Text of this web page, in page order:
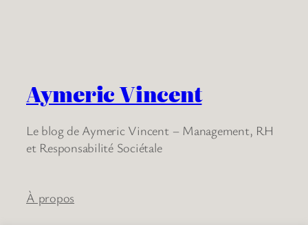
Aymeric Vincent
Le blog de Aymeric Vincent – Management, RH
et Responsabilité Sociétale
À propos